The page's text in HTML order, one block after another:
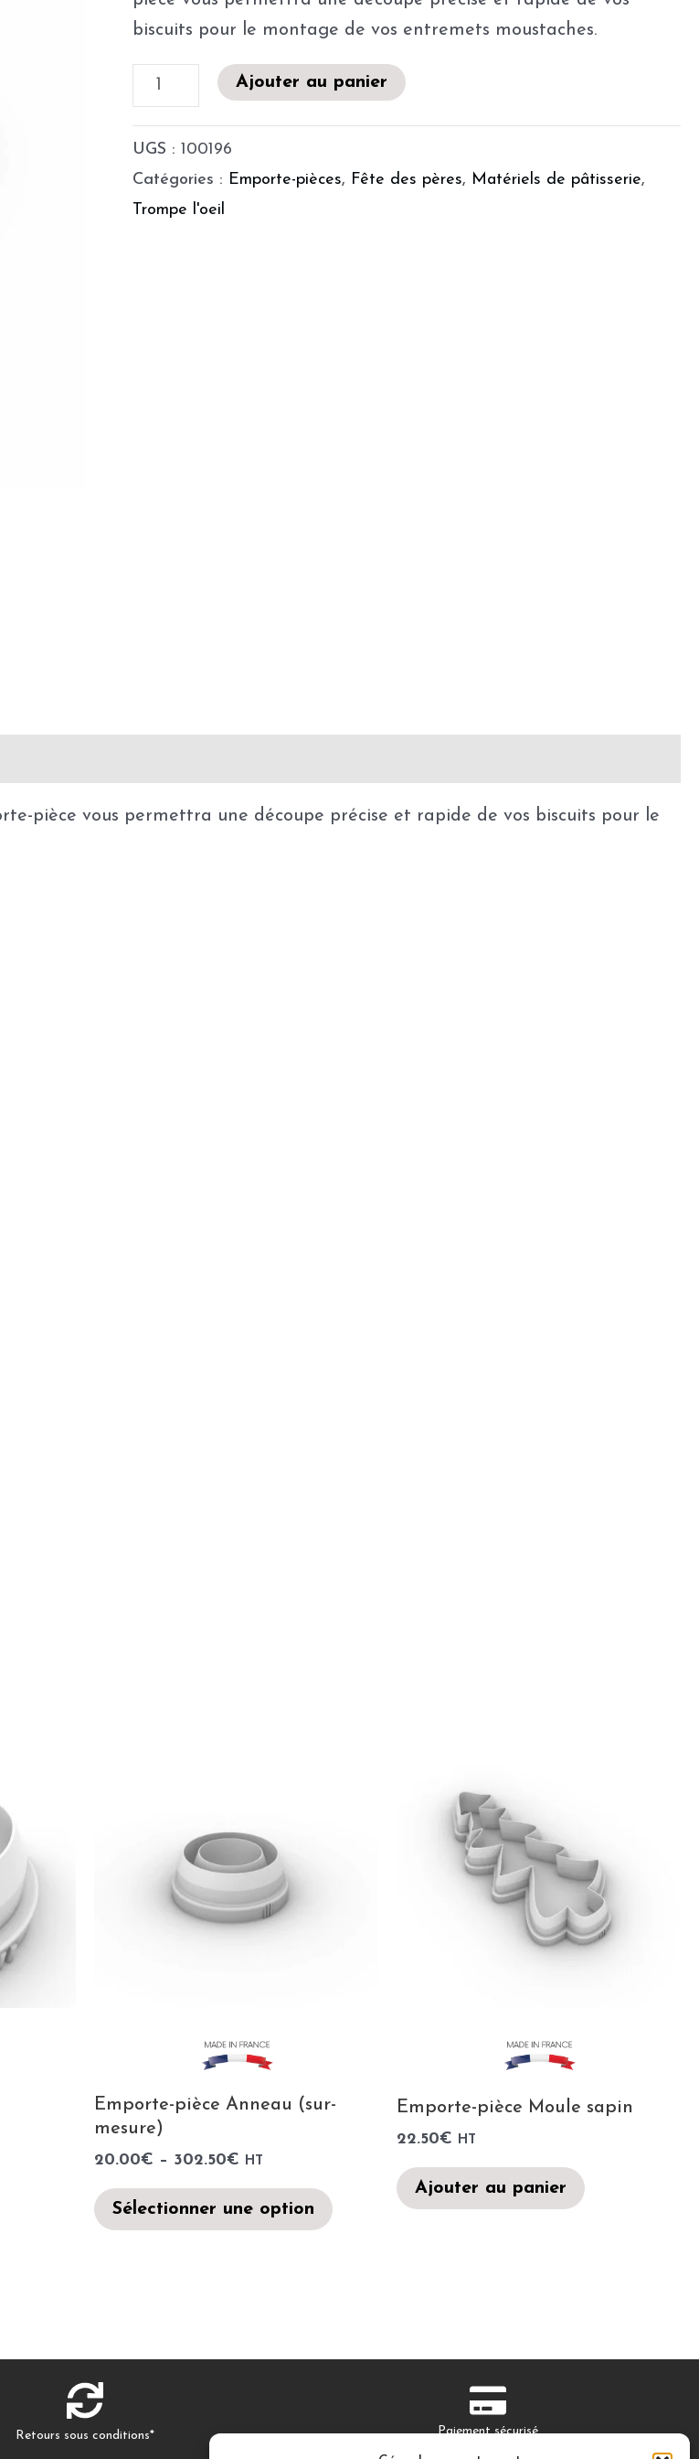
biscuits pour le montage de vos entremets moustaches.
Ajouter au panier
UGS :100196
Catégories : Emporte-pièces, Fête des pères, Matériels de pâtisserie,
Trompe l'oeil
pièce vous permettra une découpe précise et rapide de vos biscuits pour le
Emporte-pièce Anneau (sur-
mesure)
20.00€ – 302.50€ HT
Sélectionner une option
Emporte-pièce Moule sapin
22.50€ HT
Ajouter au panier
Retours sous conditions* Paiement sécurisé